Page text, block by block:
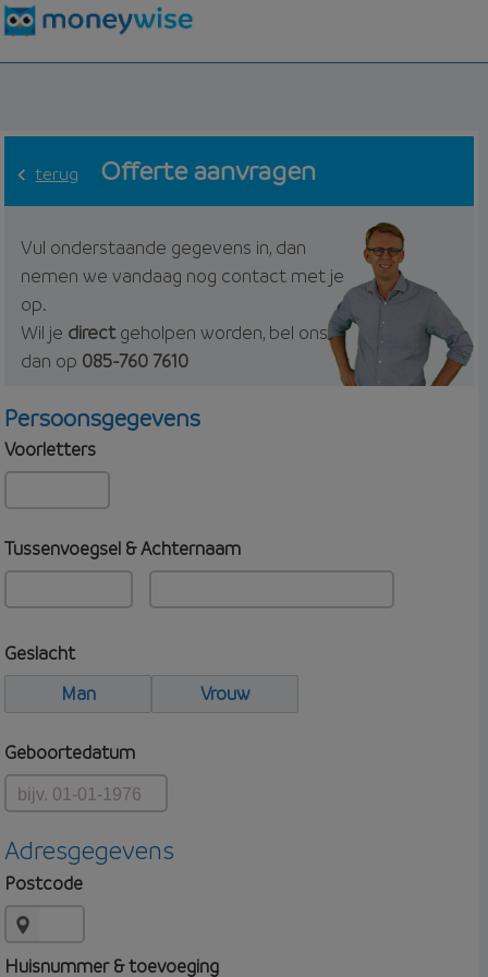
terug Offerte aanvragen
Vul onderstaande gegevens in, dan
nemen we vandaag nog contact met je
op.
Wil je directgeholpen worden, bel ons
dan op 085-760 7610
Persoonsgegevens
Voorletters
Tussenvoegsel & Achternaam
Geslacht
Man
Vrouw
Geboortedatum
Adresgegevens
Postcode
Huisnummer & toevoeging